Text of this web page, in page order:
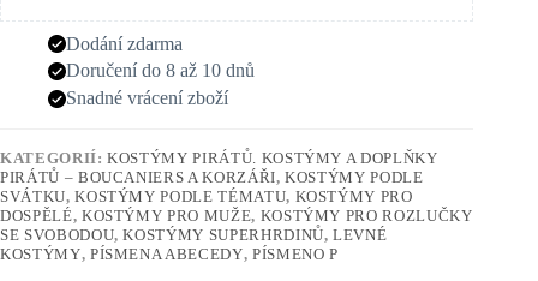
Dodání zdarma
Doručení do 8 až 10 dnů
Snadné vrácení zboží
KATEGORIÍ:KOSTÝMY PIRÁTŮ. KOSTÝMY A DOPLŇKY
PIRÁTŮ – BOUCANIERS A KORZÁŘI,KOSTÝMY PODLE
SVÁTKU,KOSTÝMY PODLE TÉMATU, KOSTÝMY PRO
DOSPĚLÉ, KOSTÝMY PRO MUŽE, KOSTÝMY PRO ROZLUČKY
SE SVOBODOU,KOSTÝMY SUPERHRDINŮ,LEVNÉ
KOSTÝMY, PÍSMENA ABECEDY, PÍSMENO P